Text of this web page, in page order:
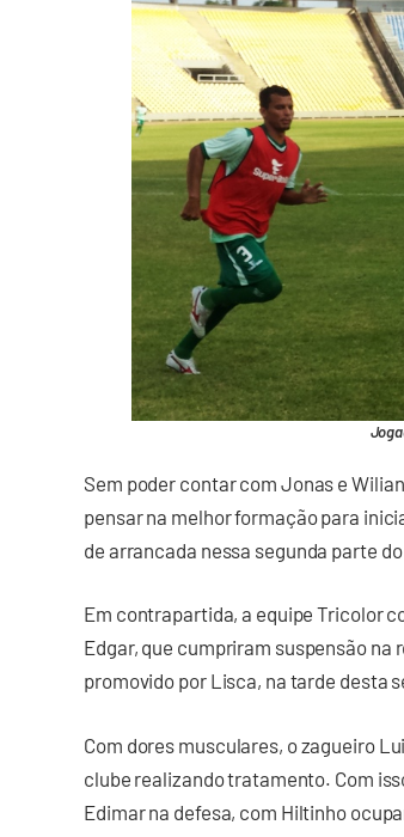
Sem poder contar com Jonas e
pensar na melhor formação para
de arrancada nessa segunda parte
Em contrapartida, a equipe Tricolor
Edgar, que cumpriram suspensão
promovido por Lisca, na tarde desta
Com dores musculares, o zagueiro
clube realizando tratamento. Com
Edimar na defesa, com Hiltinho